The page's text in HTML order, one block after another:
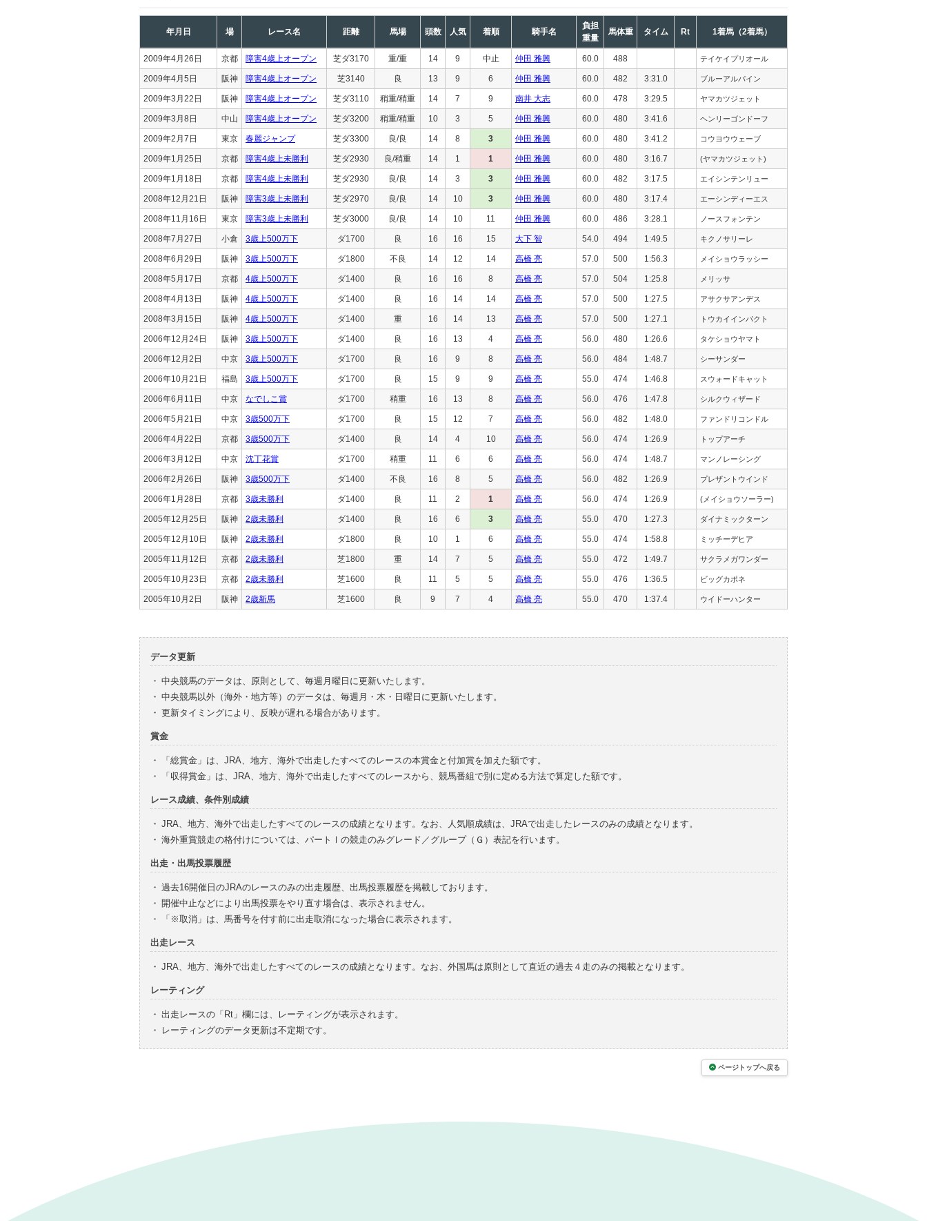
年月日 場 レース名 距離 馬場 頭数 人気 着順 騎手名
負担
重量
馬体重 タイム Rt 1着馬（2着馬）
2009年4月26日 京都 障害4歳上オープン 芝ダ3170 重/重 14 9 中止 仲田 雅興 60.0 488 テイケイプリオール
2009年4月5日 阪神 障害4歳上オープン 芝3140 良 13 9 6 仲田 雅興 60.0 482 3:31.0 ブルーアルパイン
2009年3月22日 阪神 障害4歳上オープン 芝ダ3110 稍重/稍重 14 7 9 南井 大志 60.0 478 3:29.5 ヤマカツジェット
2009年3月8日 中山 障害4歳上オープン 芝ダ3200 稍重/稍重 10 3 5 仲田 雅興 60.0 480 3:41.6 ヘンリーゴンドーフ
2009年2月7日 東京 春麗ジャンプ 芝ダ3300 良/良 14 8 3 仲田 雅興 60.0 480 3:41.2 コウヨウウェーブ
2009年1月25日 京都 障害4歳上未勝利 芝ダ2930 良/稍重 14 1 1 仲田 雅興 60.0 480 3:16.7 (ヤマカツジェット)
2009年1月18日 京都 障害4歳上未勝利 芝ダ2930 良/良 14 3 3 仲田 雅興 60.0 482 3:17.5 エイシンテンリュー
2008年12月21日 阪神 障害3歳上未勝利 芝ダ2970 良/良 14 10 3 仲田 雅興 60.0 480 3:17.4 エーシンディーエス
2008年11月16日 東京 障害3歳上未勝利 芝ダ3000 良/良 14 10 11 仲田 雅興 60.0 486 3:28.1 ノースフォンテン
2008年7月27日 小倉 3歳上500万下 ダ1700 良 16 16 15 大下 智 54.0 494 1:49.5 キクノサリーレ
2008年6月29日 阪神 3歳上500万下 ダ1800 不良 14 12 14 高橋 亮 57.0 500 1:56.3 メイショウラッシー
2008年5月17日 京都 4歳上500万下 ダ1400 良 16 16 8 高橋 亮 57.0 504 1:25.8 メリッサ
2008年4月13日 阪神 4歳上500万下 ダ1400 良 16 14 14 高橋 亮 57.0 500 1:27.5 アサクサアンデス
2008年3月15日 阪神 4歳上500万下 ダ1400 重 16 14 13 高橋 亮 57.0 500 1:27.1 トウカイインパクト
2006年12月24日 阪神 3歳上500万下 ダ1400 良 16 13 4 高橋 亮 56.0 480 1:26.6 タケショウヤマト
2006年12月2日 中京 3歳上500万下 ダ1700 良 16 9 8 高橋 亮 56.0 484 1:48.7 シーサンダー
2006年10月21日 福島 3歳上500万下 ダ1700 良 15 9 9 高橋 亮 55.0 474 1:46.8 スウォードキャット
2006年6月11日 中京 なでしこ賞 ダ1700 稍重 16 13 8 高橋 亮 56.0 476 1:47.8 シルクウィザード
2006年5月21日 中京 3歳500万下 ダ1700 良 15 12 7 高橋 亮 56.0 482 1:48.0 ファンドリコンドル
2006年4月22日 京都 3歳500万下 ダ1400 良 14 4 10 高橋 亮 56.0 474 1:26.9 トップアーチ
2006年3月12日 中京 沈丁花賞 ダ1700 稍重 11 6 6 高橋 亮 56.0 474 1:48.7 マンノレーシング
2006年2月26日 阪神 3歳500万下 ダ1400 不良 16 8 5 高橋 亮 56.0 482 1:26.9 プレザントウインド
2006年1月28日 京都 3歳未勝利 ダ1400 良 11 2 1 高橋 亮 56.0 474 1:26.9 (メイショウソーラー)
2005年12月25日 阪神 2歳未勝利 ダ1400 良 16 6 3 高橋 亮 55.0 470 1:27.3 ダイナミックターン
2005年12月10日 阪神 2歳未勝利 ダ1800 良 10 1 6 高橋 亮 55.0 474 1:58.8 ミッチーデヒア
2005年11月12日 京都 2歳未勝利 芝1800 重 14 7 5 高橋 亮 55.0 472 1:49.7 サクラメガワンダー
2005年10月23日 京都 2歳未勝利 芝1600 良 11 5 5 高橋 亮 55.0 476 1:36.5 ビッグカポネ
2005年10月2日 阪神 2歳新馬 芝1600 良 9 7 4 高橋 亮 55.0 470 1:37.4 ウイドーハンター
データ更新
・ 中央競馬のデータは、原則として、毎週月曜日に更新いたします。
・ 中央競馬以外（海外・地方等）のデータは、毎週月・木・日曜日に更新いたします。
・ 更新タイミングにより、反映が遅れる場合があります。
賞金
・
「総賞金」は、JRA、地方、海外で出走したすべてのレースの本賞金と付加賞を加えた額です。
・
「収得賞金」は、JRA、地方、海外で出走したすべてのレースから、競馬番組で別に定める方法で算定した額です。
レース成績、条件別成績
・ JRA、地方、海外で出走したすべてのレースの成績となります。なお、人気順成績は、JRAで出走したレースのみの成績となります。
・ 海外重賞競走の格付けについては、パートⅠの競走のみグレード／グループ（Ｇ）表記を行います。
出走・出馬投票履歴
・ 過去16開催日のJRAのレースのみの出走履歴、出馬投票履歴を掲載しております。
・ 開催中止などにより出馬投票をやり直す場合は、表示されません。
・
「※取消」は、馬番号を付す前に出走取消になった場合に表示されます。
出走レース
・ JRA、地方、海外で出走したすべてのレースの成績となります。なお、外国馬は原則として直近の過去４走のみの掲載となります。
レーティング
・ 出走レースの「Rt」欄には、レーティングが表示されます。
・
レーティングのデータ更新は不定期です。
ページトップへ戻る